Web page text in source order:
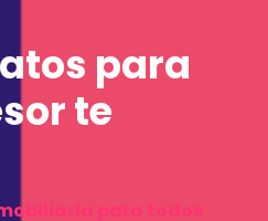
para
te
para todos